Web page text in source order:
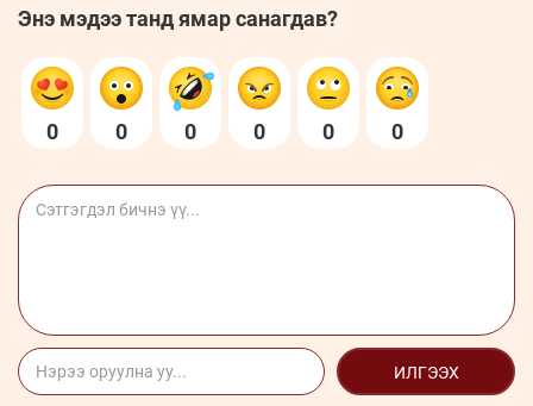
Энэ мэдээ танд ямар санагдав?
0 0 0 0 0 0
ИЛГЭЭХ